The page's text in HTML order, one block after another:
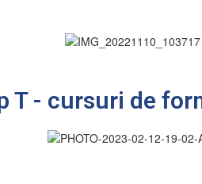
T - cursuri de